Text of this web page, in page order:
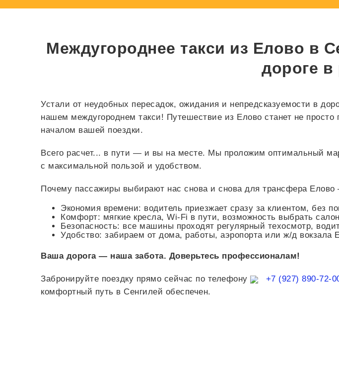
Междугороднее такси из Елово в
дороге в
Устали от неудобных пересадок, ожидания и непредсказуемости в
нашем междугороднем такси! Путешествие из Елово станет не
началом вашей поездки.
Всего расчет... в пути — и вы на месте. Мы проложим оптимальный
с максимальной пользой и удобством.
Почему пассажиры выбирают нас снова и снова для трансфера
Экономия времени: водитель приезжает сразу за клиентом, без
Комфорт: мягкие кресла, Wi-Fi в пути, возможность выбрать
Безопасность: все машины проходят регулярный техосмотр,
Удобство: забираем от дома, работы, аэропорта или ж/д вокзала
Ваша дорога — наша забота. Доверьтесь профессионалам!
Забронируйте поездку прямо сейчас по телефону +7 (927) 890-72-
комфортный путь в Сенгилей обеспечен.